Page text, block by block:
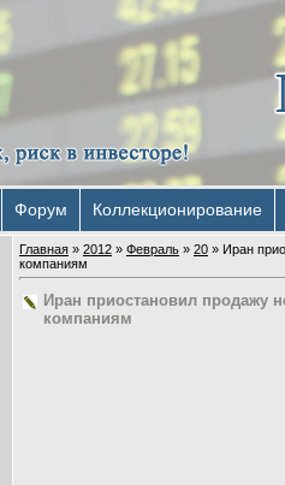
Форум Коллекционирование
Главная » 2012 » Февраль » 20 » Иран
компаниям
Иран приостановил продажу
компаниям